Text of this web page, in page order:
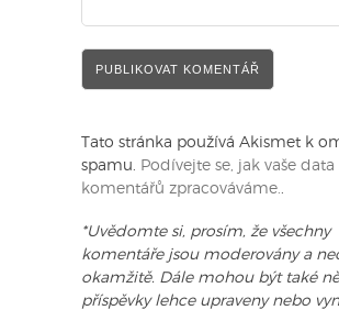
Tato stránka používá Akismet k
spamu.
Podívejte se, jak vaše data
komentářů zpracováváme.
*Uvědomte si, prosím, že všechny
komentáře jsou moderovány a
okamžitě. Dále mohou být také
příspěvky lehce upraveny nebo